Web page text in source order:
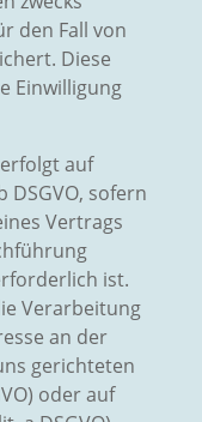
den Fall von
Diese
Einwilligung
auf
DSGVO, sofern
Vertrags
ist.
Verarbeitung
an der
gerichteten
oder auf